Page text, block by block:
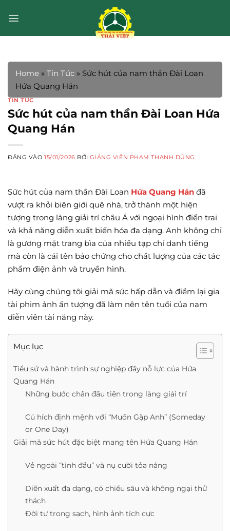
qua
Home » Tin Tức » Sức hút của nam thần Đài Loan
Hứa Quang Hán
TIN TỨC
Sức hút của nam thần Đài Loan Hứa
Quang Hán
ĐĂNG VÀO15/01/2026 BỞIGIẢNG VIÊN PHẠM THANH DŨNG
Sức hút của nam thần Đài Loan Hứa Quang Hán đã
vượt ra khỏi biên giới quê nhà, trở thành một hiện
tượng trong làng giải trí châu Á với ngoại hình điển trai
và khả năng diễn xuất biến hóa đa dạng. Anh không chỉ
là gương mặt trang bìa của nhiều tạp chí danh tiếng
mà còn là cái tên bảo chứng cho chất lượng của các tác
phẩm điện ảnh và truyền hình.
Hãy cùng chúng tôi giải mã sức hấp dẫn và điểm lại gia
tài phim ảnh ấn tượng đã làm nên tên tuổi của nam
diễn viên tài năng này.
Mục lục
Tiểu sử và hành trình sự nghiệp đầy nỗ lực của Hứa
Quang Hán
Những bước chân đầu tiên trong làng giải trí
Cú hích định mệnh với “Muốn Gặp Anh” (Someday
or One Day)
Giải mã sức hút đặc biệt mang tên Hứa Quang Hán
Vẻ ngoài “tình đầu” và nụ cười tỏa nắng
Diễn xuất đa dạng, có chiều sâu và không ngại thử
thách
Đời tư trong sạch, hình ảnh tích cực